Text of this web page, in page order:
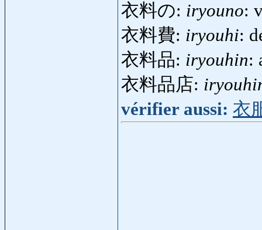
衣料の: iryouno:
衣料費: iryouhi:
衣料品: iryouhin:
衣料品店:
vérifier aussi: 衣